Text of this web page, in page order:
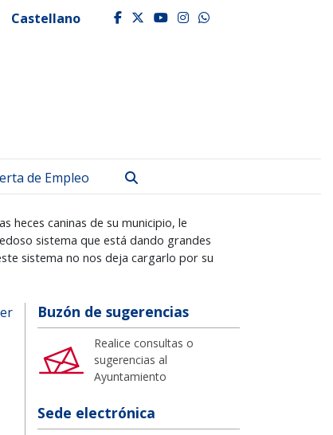
Castellano facebook
twitter
youtube
instagram
whatsapp
de Empleo
heces caninas de su municipio, le
sistema que está dando grandes
sistema no nos deja cargarlo por su
Buzón de sugerencias
Realice consultas o
sugerencias al
Ayuntamiento
Sede electrónica